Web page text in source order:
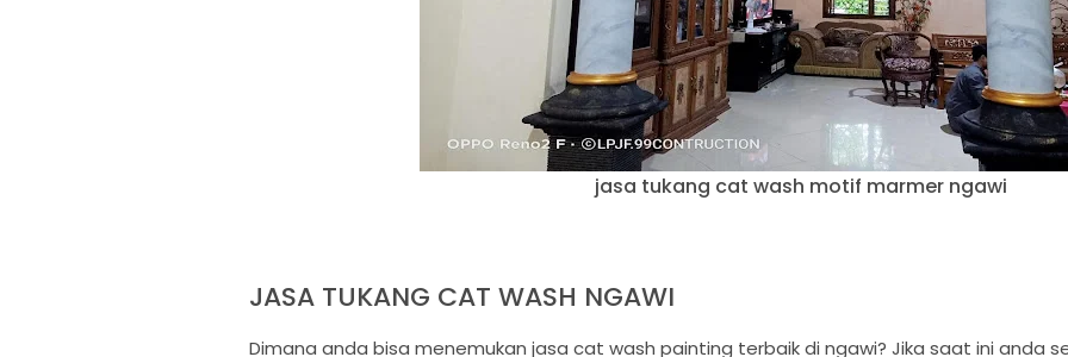
jasa tukang cat wash motif marmer ngawi
JASA TUKANG CAT WASH NGAWI
Dimana anda bisa menemukan jasa cat wash painting terbaik di ngawi? Jika saat ini anda